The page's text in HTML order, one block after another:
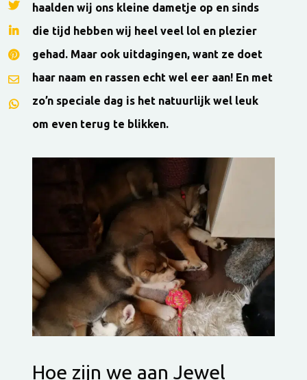
haalden wij ons kleine dametje op en sinds
die tijd hebben wij heel veel lol en plezier
gehad. Maar ook uitdagingen, want ze doet
haar naam en rassen echt wel eer aan! En met
zo’n speciale dag is het natuurlijk wel leuk
om even terug te blikken.
Hoe zijn we aan Jewel